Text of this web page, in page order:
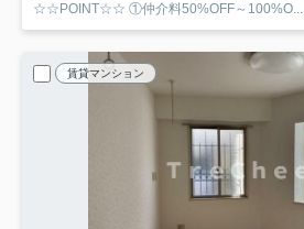
☆☆POINT☆☆ ①仲介料50%OFF～100%O...
賃貸マンション